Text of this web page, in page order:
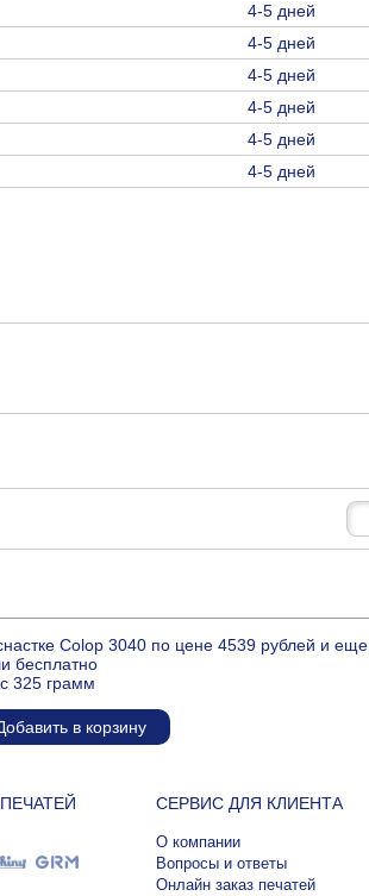
4-5 дней
4-5 дней
4-5 дней
4-5 дней
4-5 дней
4-5 дней
Colop 3040 по цене 4539 рублей и еще
бесплатно
325 грамм
в корзину
СЕРВИС ДЛЯ КЛИЕНТА
О компании
Вопросы и ответы
Онлайн заказ печатей